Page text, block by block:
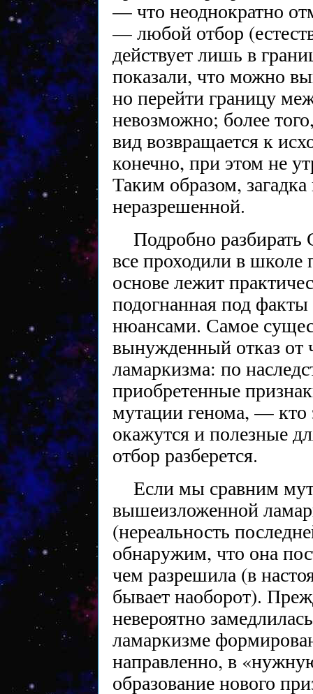
— что неоднократно
— любой отбор
действует лишь в
показали, что можно
но перейти границу
невозможно; более
вид возвращается к
конечно, при этом не
Таким образом,
неразрешенной.
Подробно
все проходили в
основе лежит
подогнанная под
нюансами. Самое
вынужденный отказ от
ламаркизма: по
приобретенные
мутации генома, — кто
окажутся и полезные
отбор разберется.
Если мы сравним
вышеизложенной
(нереальность
обнаружим, что она
чем разрешила (в
бывает наоборот).
невероятно
ламаркизме
направленно, в
образование нового